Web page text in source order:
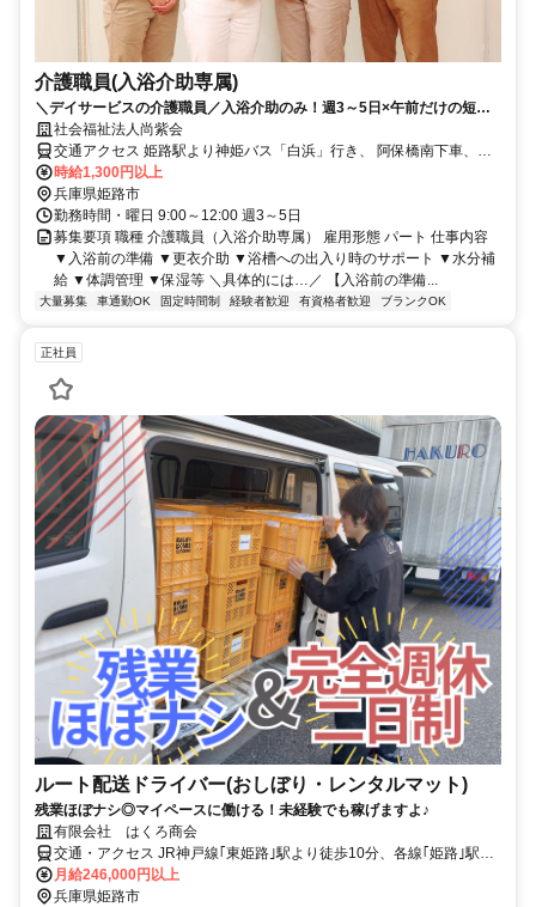
介護職員(入浴介助専属)
＼デイサービスの介護職員／入浴介助のみ！週3～5日×午前だけの短時
間！経験者は優遇◎
社会福祉法人尚紫会
交通アクセス 姫路駅より神姫バス「白浜」行き、 阿保橋南下車、徒
歩10分
時給1,300円以上
兵庫県姫路市
勤務時間・曜日 9:00～12:00 週3～5日
募集要項 職種 介護職員（入浴介助専属） 雇用形態 パート 仕事内容
▼入浴前の準備 ▼更衣介助 ▼浴槽への出入り時のサポート ▼水分補
給 ▼体調管理 ▼保湿等 ＼具体的には…／ 【入浴前の準備...
大量募集 車通勤OK 固定時間制 経験者歓迎 有資格者歓迎 ブランクOK
正社員
ルート配送ドライバー(おしぼり・レンタルマット)
残業ほぼナシ◎マイペースに働ける！未経験でも稼げますよ♪
有限会社 はくろ商会
交通・アクセス JR神戸線｢東姫路｣駅より徒歩10分、各線｢姫路｣駅よ
り徒歩20分＜車・バイク通勤OK＞
月給246,000円以上
兵庫県姫路市